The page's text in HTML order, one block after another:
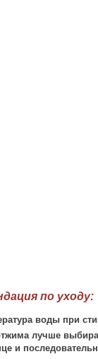
по уходу:
воды при
лучше
и